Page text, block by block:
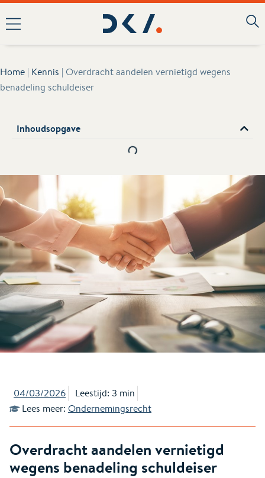
Home | Kennis | Overdracht aandelen vernietigd wegens
benadeling schuldeiser
Inhoudsopgave
04/03/2026
Leestijd: 3 min
Lees meer: Ondernemingsrecht
Overdracht aandelen vernietigd
wegens benadeling schuldeiser